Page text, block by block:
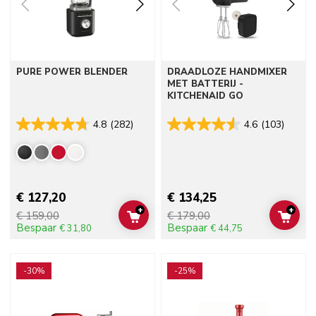
PURE POWER BLENDER
4.8 (282)
€ 127,20
€ 159,00
Bespaar € 31,80
ADD TO CART
+
DRAADLOZE HANDMIXER
MET BATTERIJ -
KITCHENAID GO
4.6 (103)
€ 134,25
€ 179,00
Bespaar € 44,75
ADD
+
-30% -25%